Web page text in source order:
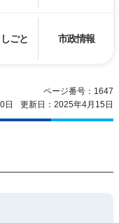
ごと 市政情報
ページ番号：1647
日
更新日：2025年4月15日